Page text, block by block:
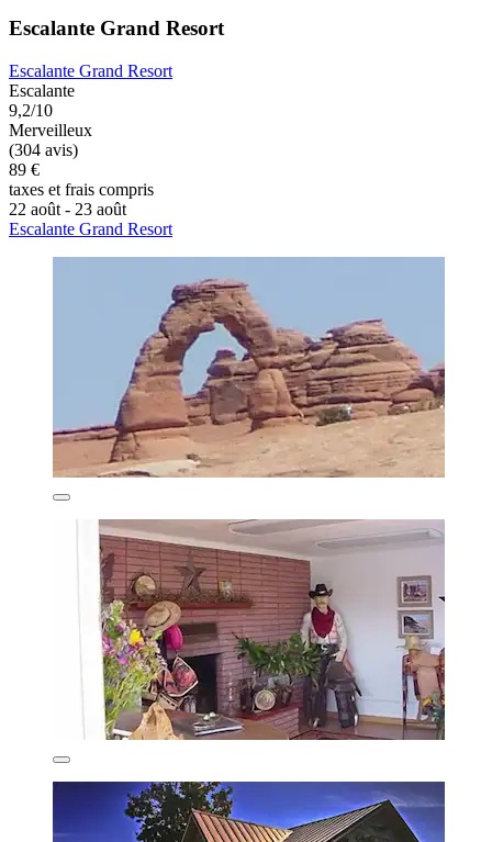
Escalante Grand Resort
Escalante Grand Resort
Escalante
9,2/10
Merveilleux
(304 avis)
89 €
taxes et frais compris
22 août - 23 août
Escalante Grand Resort